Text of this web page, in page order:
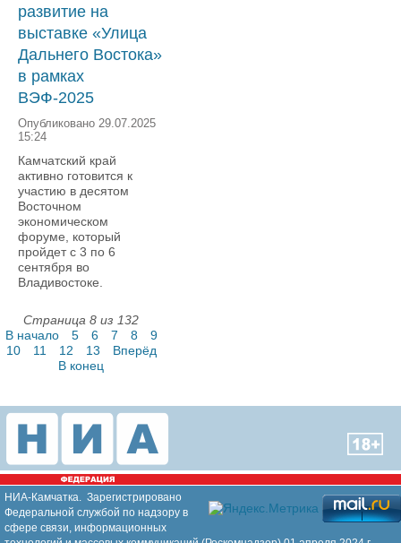
развитие на
выставке «Улица
Дальнего Востока»
в рамках
ВЭФ-2025
Опубликовано 29.07.2025
15:24
Камчатский край
активно готовится к
участию в десятом
Восточном
экономическом
форуме, который
пройдет с 3 по 6
сентября во
Владивостоке.
Страница 8 из 132
В начало
5 6 7 8
9
10
11 12 13
Вперёд
В конец
НИА-Камчатка. Зарегистрировано
Федеральной службой по надзору в
сфере связи, информационных